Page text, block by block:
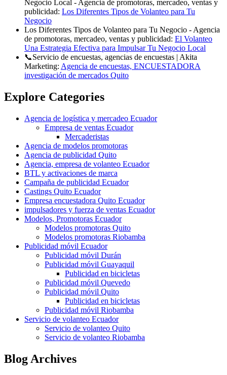
Negocio Local - Agencia de promotoras, mercadeo, ventas y
publicidad: Los Diferentes Tipos de Volanteo para Tu
Negocio
Los Diferentes Tipos de Volanteo para Tu Negocio - Agencia
de promotoras, mercadeo, ventas y publicidad: El Volanteo
Una Estrategia Efectiva para Impulsar Tu Negocio Local
📞Servicio de encuestas, agencias de encuestas | Akita
Marketing: Agencia de encuestas, ENCUESTADORA
investigación de mercados Quito
Explore Categories
Agencia de logística y mercadeo Ecuador
Empresa de ventas Ecuador
Mercaderistas
Agencia de modelos promotoras
Agencia de publicidad Quito
Agencia, empresa de volanteo Ecuador
BTL y activaciones de marca
Campaña de publicidad Ecuador
Castings Quito Ecuador
Empresa encuestadora Quito Ecuador
impulsadores y fuerza de ventas Ecuador
Modelos, Promotoras Ecuador
Modelos promotoras Quito
Modelos promotoras Riobamba
Publicidad móvil Ecuador
Publicidad móvil Durán
Publicidad móvil Guayaquil
Publicidad en bicicletas
Publicidad móvil Quevedo
Publicidad móvil Quito
Publicidad en bicicletas
Publicidad móvil Riobamba
Servicio de volanteo Ecuador
Servicio de volanteo Quito
Servicio de volanteo Riobamba
Blog Archives